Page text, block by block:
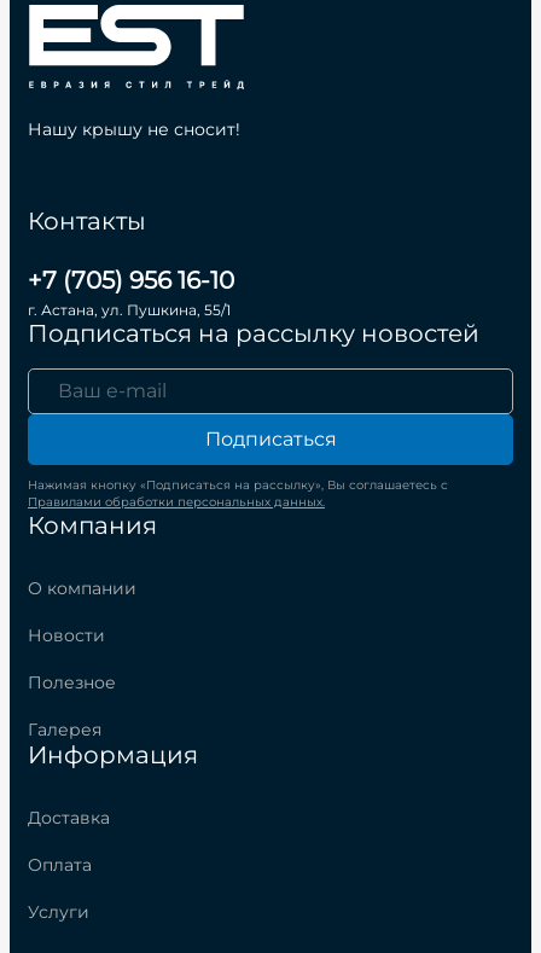
Компания
О компании
Новости
Полезное
Галерея
Информация
Доставка
Оплата
Услуги
Контакты
+7 (705) 956 16-10
г. Астана, ул. Пушкина, 55/1
Подписаться на рассылку новостей
Подписаться
Нажимая кнопку «Подписаться на рассылку», Вы соглашаетесь с
Правилами обработки персональных данных.
Нашу крышу не сносит!